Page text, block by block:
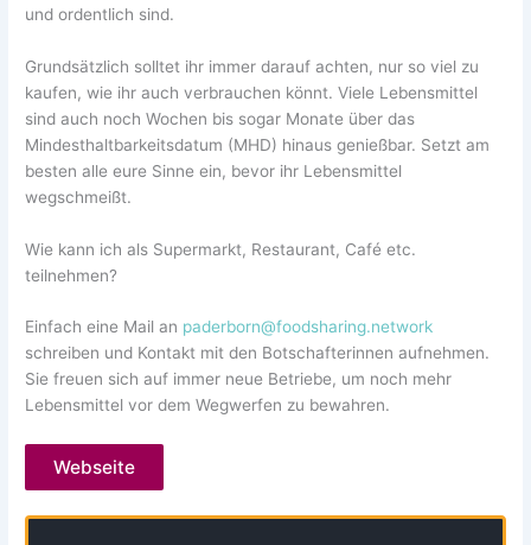
und ordentlich sind.
Grundsätzlich solltet ihr immer darauf achten, nur so viel zu
kaufen, wie ihr auch verbrauchen könnt. Viele Lebensmittel
sind auch noch Wochen bis sogar Monate über das
Mindesthaltbarkeitsdatum (MHD) hinaus genießbar. Setzt am
besten alle eure Sinne ein, bevor ihr Lebensmittel
wegschmeißt.
Wie kann ich als Supermarkt, Restaurant, Café etc.
teilnehmen?
Einfach eine Mail an paderborn@foodsharing.network
schreiben und Kontakt mit den Botschafterinnen aufnehmen.
Sie freuen sich auf immer neue Betriebe, um noch mehr
Lebensmittel vor dem Wegwerfen zu bewahren.
Webseite